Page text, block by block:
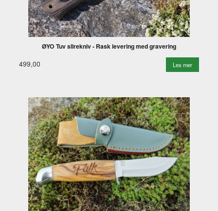
ØYO Tuv slirekniv - Rask levering med gravering
499,00 Les mer